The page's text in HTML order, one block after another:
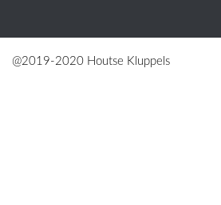
@2019-2020 Houtse Kluppels